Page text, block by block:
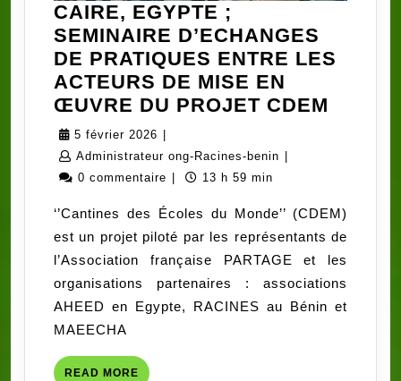
CAIRE, EGYPTE ;
SEMINAIRE D’ECHANGES
DE PRATIQUES ENTRE LES
ACTEURS DE MISE EN
ŒUVRE DU PROJET CDEM
ENTRE
LES
DE
5 février 2026 5
février
2026
Administrateur ong-Racines-benin Administrateur
benin
0 commentaire
13 h 59 min
‘’Cantines des Écoles du Monde’’ (CDEM)
est un projet piloté par les représentants de
l’Association française PARTAGE et les
organisations partenaires : associations
AHEED en Egypte, RACINES au Bénin et
MAEECHA
READ MORE READ